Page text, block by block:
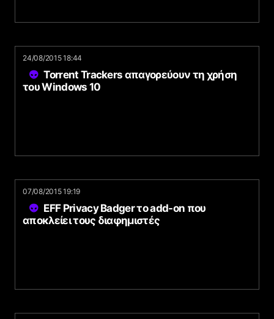
24/08/2015 18:44
Torrent Trackers απαγορεύουν τη χρήση
του Windows 10
07/08/2015 19:19
EFF Privacy Badger το add-on που
αποκλείει τους διαφημιστές